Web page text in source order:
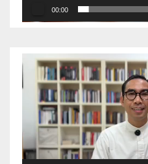
00:00
Pemutar
Video